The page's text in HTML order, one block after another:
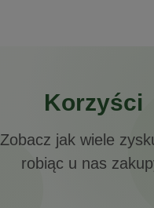
Korzyści
Zobacz jak wiele
robiąc u nas